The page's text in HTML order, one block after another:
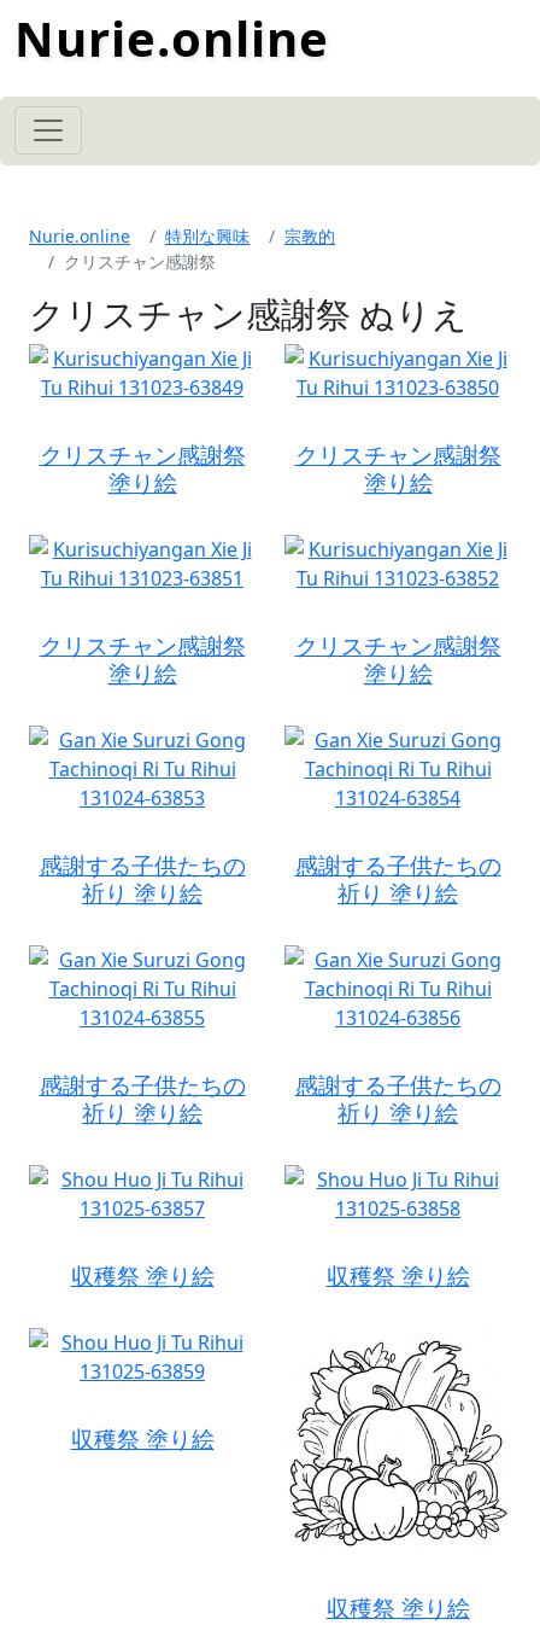
Nurie.online
Nurie.online 特別な興味
宗教的
クリスチャン感謝祭
クリスチャン感謝祭 ぬりえ
クリスチャン感謝祭
塗り絵
クリスチャン感謝祭
塗り絵
クリスチャン感謝祭
塗り絵
クリスチャン感謝祭
塗り絵
感謝する子供たちの
祈り 塗り絵
感謝する子供たちの
祈り 塗り絵
感謝する子供たちの
祈り 塗り絵
感謝する子供たちの
祈り 塗り絵
収穫祭 塗り絵 収穫祭 塗り絵
収穫祭 塗り絵
収穫祭 塗り絵